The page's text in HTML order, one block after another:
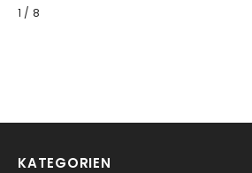
1 / von
8
KATEGORIEN